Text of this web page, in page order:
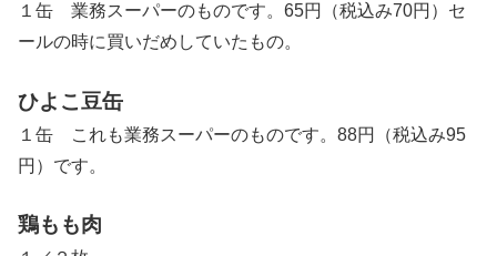
１缶 業務スーパーのものです。65円（税込み70円）セ
ールの時に買いだめしていたもの。
ひよこ豆缶
１缶 これも業務スーパーのものです。88円（税込み95
円）です。
鶏もも肉